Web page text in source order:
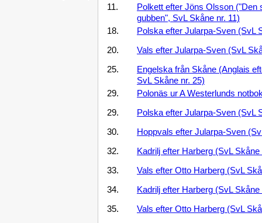
11.
Polkett efter Jöns Olsson ("Den
gubben", SvL Skåne nr. 11)
18.
Polska efter Jularpa-Sven (SvL
20. Vals efter Jularpa-Sven (SvL
25.
Engelska från Skåne (Anglais
SvL Skåne nr. 25)
29.
Polonäs ur A Westerlunds
29. Polska efter Jularpa-Sven (SvL
30. Hoppvals efter Jularpa-Sven
32. Kadrilj efter Harberg (SvL Skåne
33. Vals efter Otto Harberg (SvL
34. Kadrilj efter Harberg (SvL Skåne
35. Vals efter Otto Harberg (SvL